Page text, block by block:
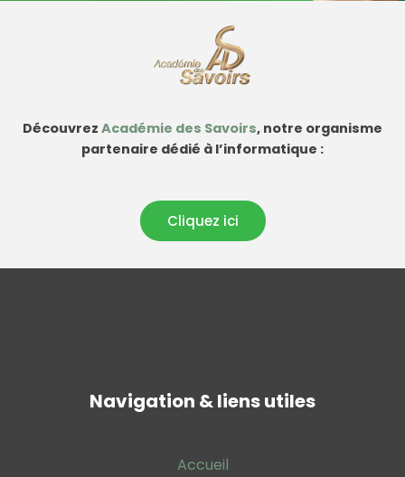
Découvrez Académie des Savoirs, notre organisme
partenaire dédié à l’informatique :
Cliquez ici
Navigation & liens utiles
Accueil